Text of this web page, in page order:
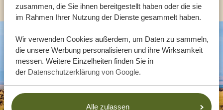
zusammen, die Sie ihnen bereitgestellt haben oder die sie
im Rahmen Ihrer Nutzung der Dienste gesammelt haben.
Wir verwenden Cookies außerdem, um Daten zu sammeln,
die unsere Werbung personalisieren und ihre Wirksamkeit
messen. Weitere Einzelheiten finden Sie in
der Datenschutzerklärung von Google.
Alle zulassen